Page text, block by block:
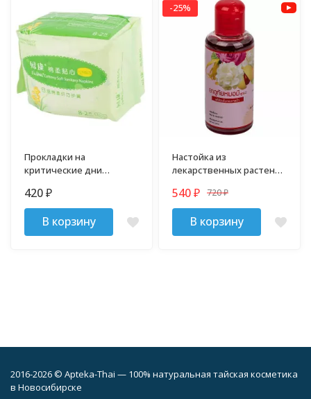
Прокладки на
критические дни
420₽
В корзину
-25%
Настойка из
лекарственных растений
540₽ 720₽
В корзину
2016-2026 © Apteka-Thai — 100% натуральная тайская косметика
в Новосибирске